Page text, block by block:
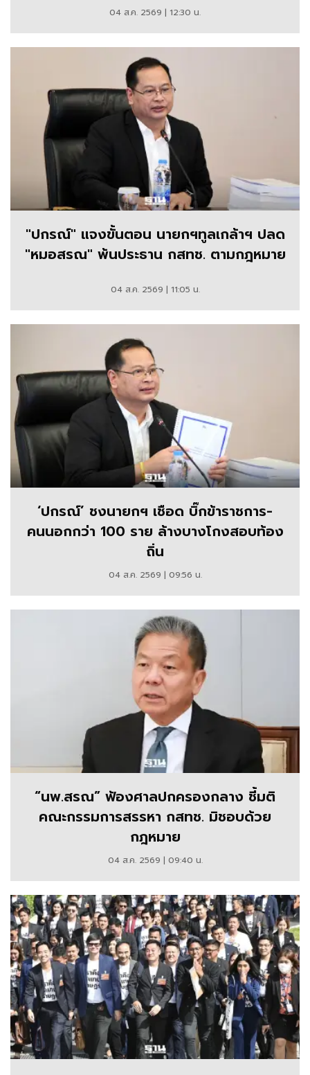
04 ส.ค. 2569 | 12:30 น.
"ปกรณ์" แจงขั้นตอน นายกฯทูลเกล้าฯ ปลด
"หมอสรณ" พ้นประธาน กสทช. ตามกฎหมาย
04 ส.ค. 2569 | 11:05 น.
‘ปกรณ์’ ชงนายกฯ เชือด บิ๊กข้าราชการ-
คนนอกกว่า 100 ราย ล้างบางโกงสอบท้อง
ถิ่น
04 ส.ค. 2569 | 09:56 น.
“นพ.สรณ” ฟ้องศาลปกครองกลาง ชี้มติ
คณะกรรมการสรรหา กสทช. มิชอบด้วย
กฎหมาย
04 ส.ค. 2569 | 09:40 น.